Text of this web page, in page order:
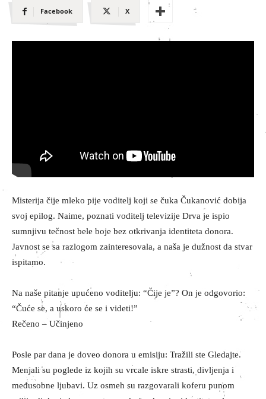
Facebook X
Misterija čije mleko pije voditelj koji se čuka Čukanović dobija
svoj epilog. Naime, poznati voditelj televizije Drva je ispio
sumnjivu tečnost bele boje bez otkrivanja identiteta donora.
Javnost se sa razlogom zainteresovala, a naša je dužnost da stvar
ispitamo.
Na naše pitanje upućeno voditelju: “Čije je”? On je odgovorio:
“Čuće se, a uskoro će se i videti!”
Rečeno – Učinjeno
Posle par dana je doveo donora u emisiju: Tražili ste Gledajte.
Menjali su poglede iz kojih su vrcale iskre strasti, divljenja i
međusobne ljubavi. Uz osmeh su razgovarali koferu punom